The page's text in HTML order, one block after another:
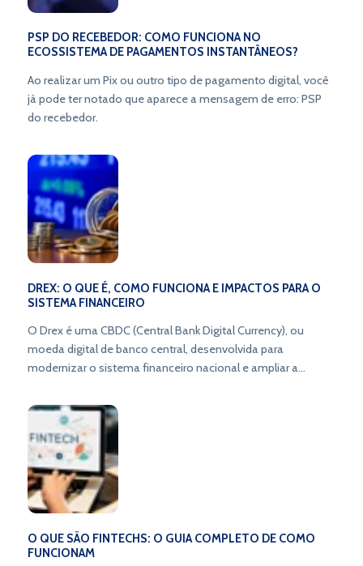
PSP DO RECEBEDOR: COMO FUNCIONA NO
ECOSSISTEMA DE PAGAMENTOS INSTANTÂNEOS?
Ao realizar um Pix ou outro tipo de pagamento digital, você
já pode ter notado que aparece a mensagem de erro: PSP
do recebedor.
DREX: O QUE É, COMO FUNCIONA E IMPACTOS PARA O
SISTEMA FINANCEIRO
O Drex é uma CBDC (Central Bank Digital Currency), ou
moeda digital de banco central, desenvolvida para
modernizar o sistema financeiro nacional e ampliar a
O QUE SÃO FINTECHS: O GUIA COMPLETO DE COMO
FUNCIONAM